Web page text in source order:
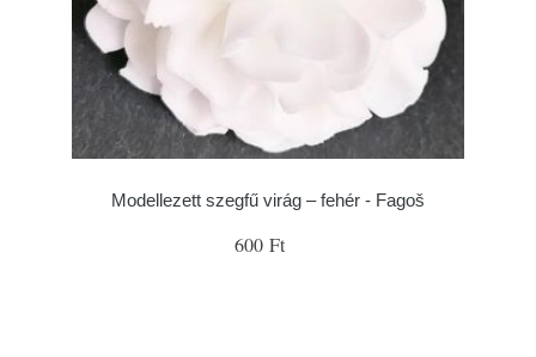
Modellezett szegfű virág – fehér - Fagoš
600 Ft